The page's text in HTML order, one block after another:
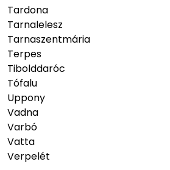
Tardona
Tarnalelesz
Tarnaszentmária
Terpes
Tibolddaróc
Tófalu
Uppony
Vadna
Varbó
Vatta
Verpelét